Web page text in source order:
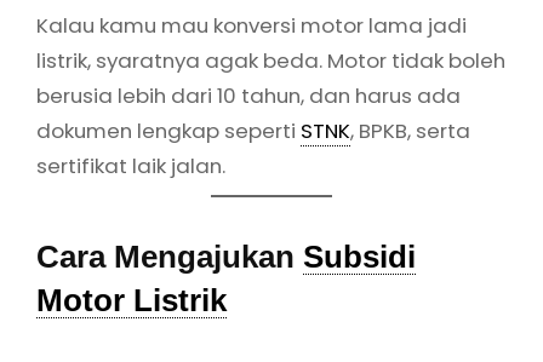
Kalau kamu mau konversi motor lama jadi
listrik, syaratnya agak beda. Motor tidak boleh
berusia lebih dari 10 tahun, dan harus ada
dokumen lengkap seperti STNK, BPKB, serta
sertifikat laik jalan.
Cara Mengajukan Subsidi
Motor Listrik